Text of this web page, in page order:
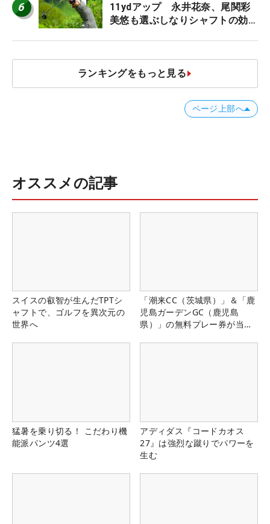
6
11ydアップ 永井花奈、尾関彩
美悠も選ぶしなりシャフトの効果
ランキングをもっと見る
ページ上部へ
オススメの記事
スイスの叡智が生んだTPTシ
ャフトで、ゴルフを異次元の
世界へ
「潮来CC（茨城県）」＆「鹿
児島ガーデンGC（鹿児島
県）」の無料プレー券が当た
猛暑を乗り切る！ こだわり機
能派パンツ4選
アディダス『コードカオス
27』は強烈な蹴りでパワーを
生む